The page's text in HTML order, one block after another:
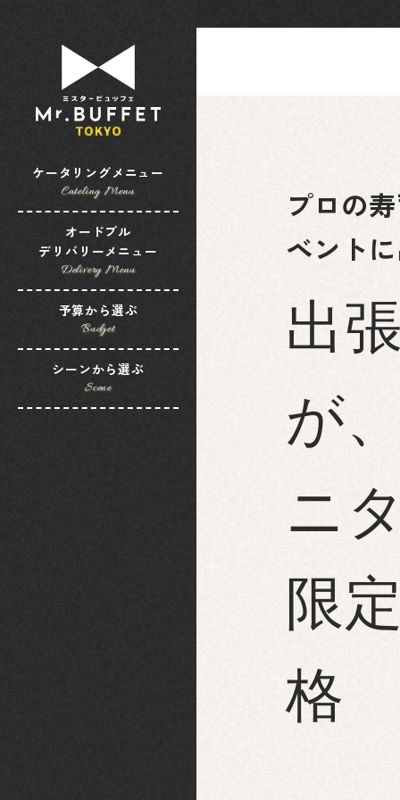
ケータリングメニュー
Cateling Menu
オードブル
デリバリーメニュー
Delivery Menu
予算から選ぶ
Budget
シーンから選ぶ
Scene
プロの
ベント
出
が
ニ
限
格